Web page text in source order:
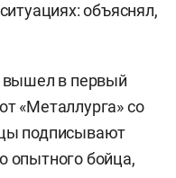
объяснял,
вышел в первый
«Металлурга» со
подписывают
опытного бойца,